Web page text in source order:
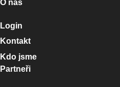
O nás
Login
Kontakt
Kdo jsme
Partneři